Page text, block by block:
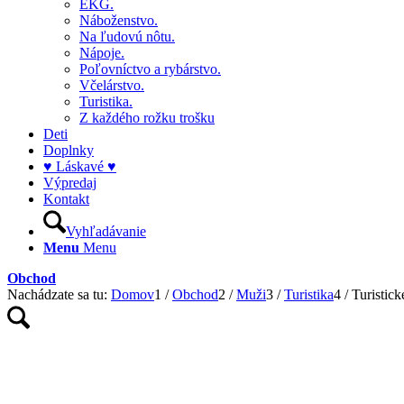
EKG.
Náboženstvo.
Na ľudovú nôtu.
Nápoje.
Poľovníctvo a rybárstvo.
Včelárstvo.
Turistika.
Z každého rožku trošku
Deti
Doplnky
♥ Láskavé ♥
Výpredaj
Kontakt
Vyhľadávanie
Menu Menu
Obchod
Nachádzate sa tu: Domov1 / Obchod2 / Muži3 / Turistika4 /